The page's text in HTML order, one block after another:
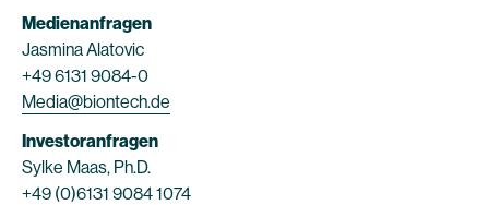
Medienanfragen
Jasmina Alatovic
+49 6131 9084-0
Media@biontech.de
Investoranfragen
Sylke Maas, Ph.D.
+49 (0)6131 9084 1074